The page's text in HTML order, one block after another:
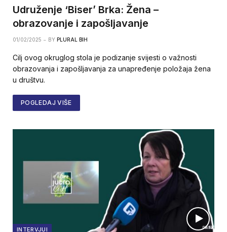
Udruženje ‘Biser’ Brka: Žena –
obrazovanje i zapošljavanje
01/02/2025 BY PLURAL BIH
Cilj ovog okruglog stola je podizanje svijesti o važnosti
obrazovanja i zapošljavanja za unapređenje položaja žena
u društvu.
POGLEDAJ VIŠE
INTERVJUI